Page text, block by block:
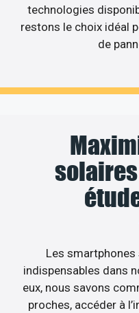
technologies
restons le choix idéal
de
solaires
Les
indispensables dans
eux, nous savons
proches, accéder à